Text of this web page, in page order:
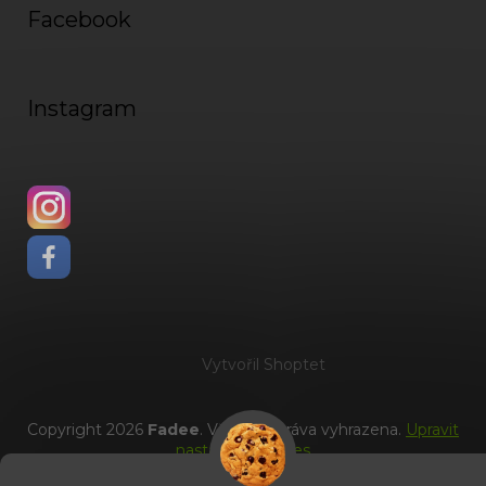
Facebook
Instagram
Vytvořil Shoptet
Copyright 2026 Fadee. Všechna práva vyhrazena. Upravit
nastavení cookies